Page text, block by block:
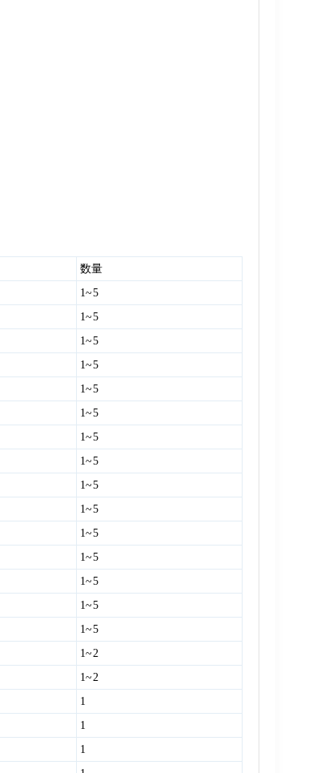
数量
1~5
1~5
1~5
1~5
1~5
1~5
1~5
1~5
1~5
1~5
1~5
1~5
1~5
1~5
1~5
1~2
1~2
1
1
1